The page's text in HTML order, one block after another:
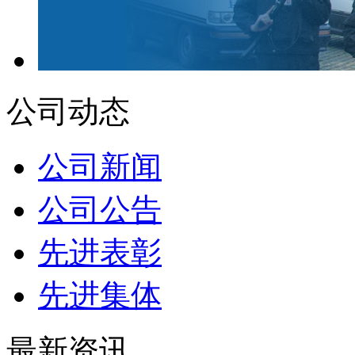
公司动态
公司新闻
公司公告
先进表彰
先进集体